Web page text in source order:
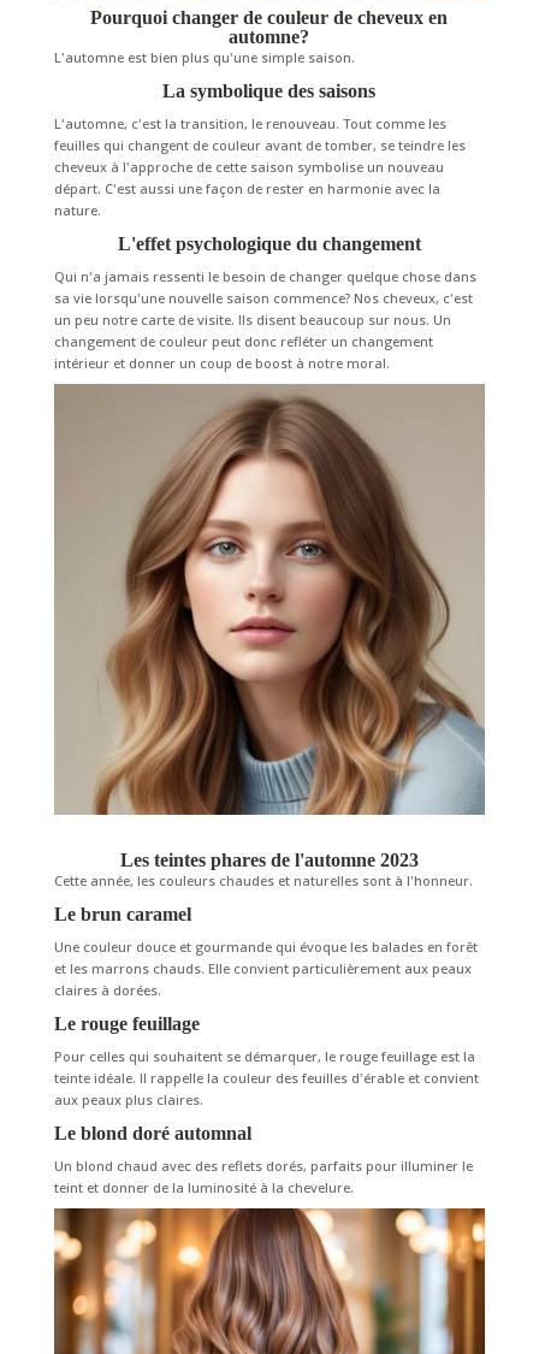
Pourquoi changer de couleur de cheveux en
automne?
L'automne est bien plus qu'une simple saison.
La symbolique des saisons
L'automne, c'est la transition, le renouveau. Tout comme les
feuilles qui changent de couleur avant de tomber, se teindre les
cheveux à l'approche de cette saison symbolise un nouveau
départ. C'est aussi une façon de rester en harmonie avec la
nature.
L'effet psychologique du changement
Qui n'a jamais ressenti le besoin de changer quelque chose dans
sa vie lorsqu'une nouvelle saison commence? Nos cheveux, c'est
un peu notre carte de visite. Ils disent beaucoup sur nous. Un
changement de couleur peut donc refléter un changement
intérieur et donner un coup de boost à notre moral.
Les teintes phares de l'automne 2023
Cette année, les couleurs chaudes et naturelles sont à l'honneur.
Le brun caramel
Une couleur douce et gourmande qui évoque les balades en forêt
et les marrons chauds. Elle convient particulièrement aux peaux
claires à dorées.
Le rouge feuillage
Pour celles qui souhaitent se démarquer, le rouge feuillage est la
teinte idéale. Il rappelle la couleur des feuilles d'érable et convient
aux peaux plus claires.
Le blond doré automnal
Un blond chaud avec des reflets dorés, parfaits pour illuminer le
teint et donner de la luminosité à la chevelure.